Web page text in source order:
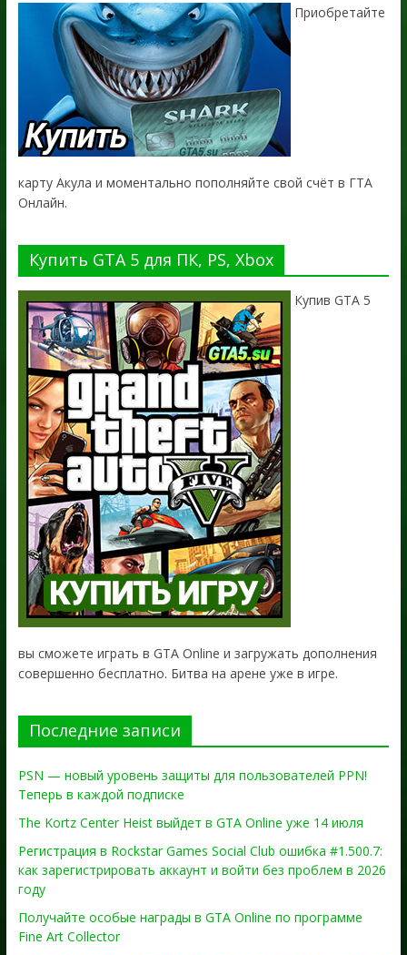
Приобретайте
карту Акула и моментально пополняйте свой счёт в ГТА
Онлайн.
Купить GTA 5 для ПК, PS, Xbox
Купив GTA 5
вы сможете играть в GTA Online и загружать дополнения
совершенно бесплатно. Битва на арене уже в игре.
Последние записи
PSN — новый уровень защиты для пользователей PPN!
Теперь в каждой подписке
The Kortz Center Heist выйдет в GTA Online уже 14 июля
Регистрация в Rockstar Games Social Club ошибка #1.500.7:
как зарегистрировать аккаунт и войти без проблем в 2026
году
Получайте особые награды в GTA Online по программе
Fine Art Collector